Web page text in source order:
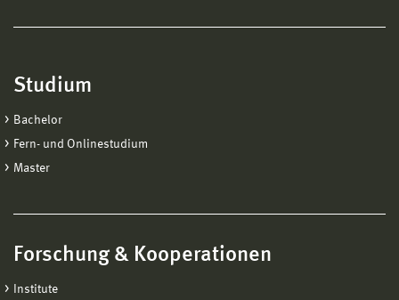
Studium
Bachelor
Fern- und Onlinestudium
Master
Forschung & Kooperationen
Institute